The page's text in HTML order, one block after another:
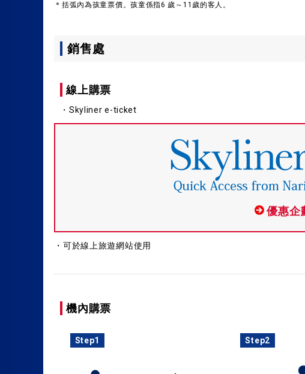
＊括弧內為孩童票價。孩童係指6 歲～11歲的客人。
銷售處
線上購票
・Skyliner e-ticket
優惠企
・可於線上旅遊網站使用
機內購票
Step1 Step2